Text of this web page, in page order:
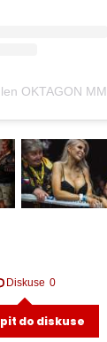
OKTAGON
Diskuse 0
do diskuse